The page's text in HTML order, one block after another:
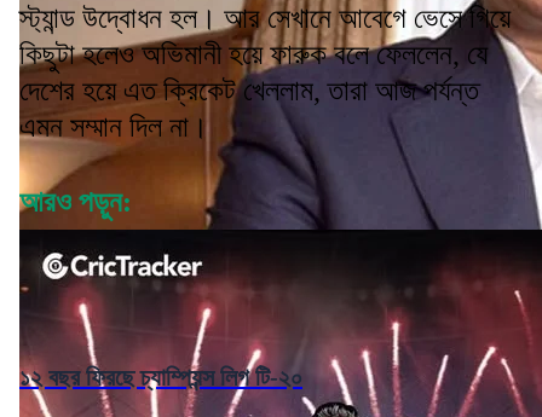
স্ট্যান্ড উদ্বোধন হল। আর সেখানে আবেগে ভেসে গিয়ে
কিছুটা হলেও অভিমানী হয়ে ফারুক বলে ফেললেন, যে
দেশের হয়ে এত ক্রিকেট খেললাম, তারা আজ পর্যন্ত
এমন সম্মান দিল না।
আরও পড়ুন:
১২ বছর ফিরছে চ্যাম্পিয়ন্স লিগ টি-২০